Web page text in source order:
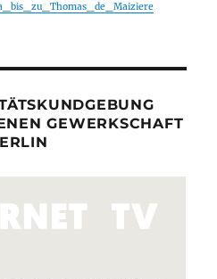
GEWERKSCHAFT